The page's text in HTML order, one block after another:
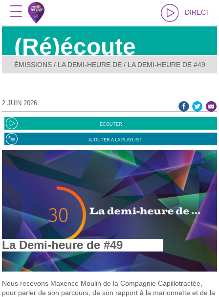
DIRECT
(Ré)écoute
ÉMISSIONS/ LA DEMI-HEURE DE/ LA DEMI-HEURE DE #49
2 JUIN 2026
ÉCOUTER
AJOUTER A LA PLAYLIST
La Demi-heure de #49
Nous recevons Maxence Moulin de la Compagnie Capillotractée,
pour parler de son parcours, de son rapport à la marionnette et de la